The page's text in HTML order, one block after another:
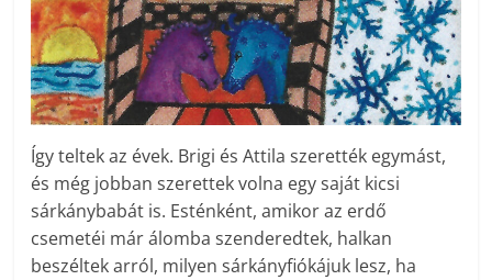
Így teltek az évek. Brigi és Attila szerették egymást,
és még jobban szerettek volna egy saját kicsi
sárkánybabát is. Esténként, amikor az erdő
csemetéi már álomba szenderedtek, halkan
beszéltek arról, milyen sárkányfiókájuk lesz, ha